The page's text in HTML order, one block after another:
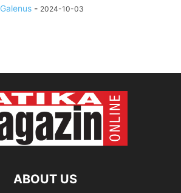
Galenus - 2024-10-03
ABOUT US